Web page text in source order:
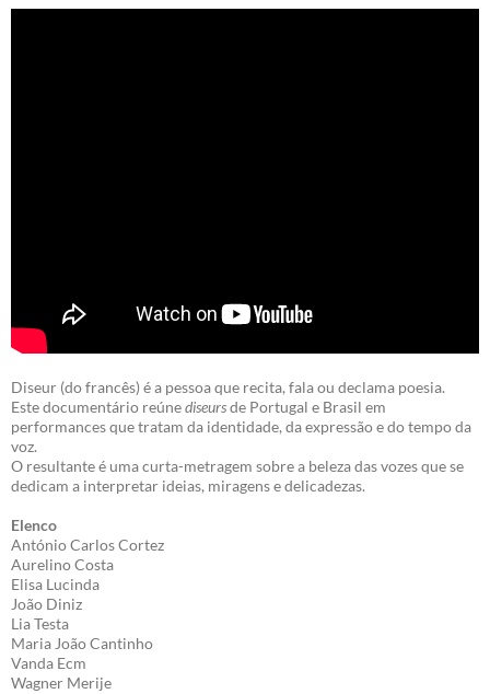
Diseur (do francês) é a pessoa que recita, fala ou declama poesia.
Este documentário reúnediseursde Portugal e Brasil em
performances que tratam da identidade, da expressão e do tempo da
voz.
O resultante é uma curta-metragem sobre a beleza das vozes que se
dedicam a interpretar ideias, miragens e delicadezas.
Elenco
António Carlos Cortez
Aurelino Costa
Elisa Lucinda
João Diniz
Lia Testa
Maria João Cantinho
Vanda Ecm
Wagner Merije